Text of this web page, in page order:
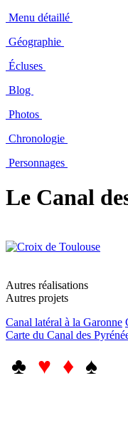
Menu détaillé
Géographie
Écluses
Blog
Photos
Chronologie
Personnages
Le Canal
Autres réalisations
Autres projets
Canal latéral à la Garonne
Carte du Canal des
♣ ♥ ♦ ♠